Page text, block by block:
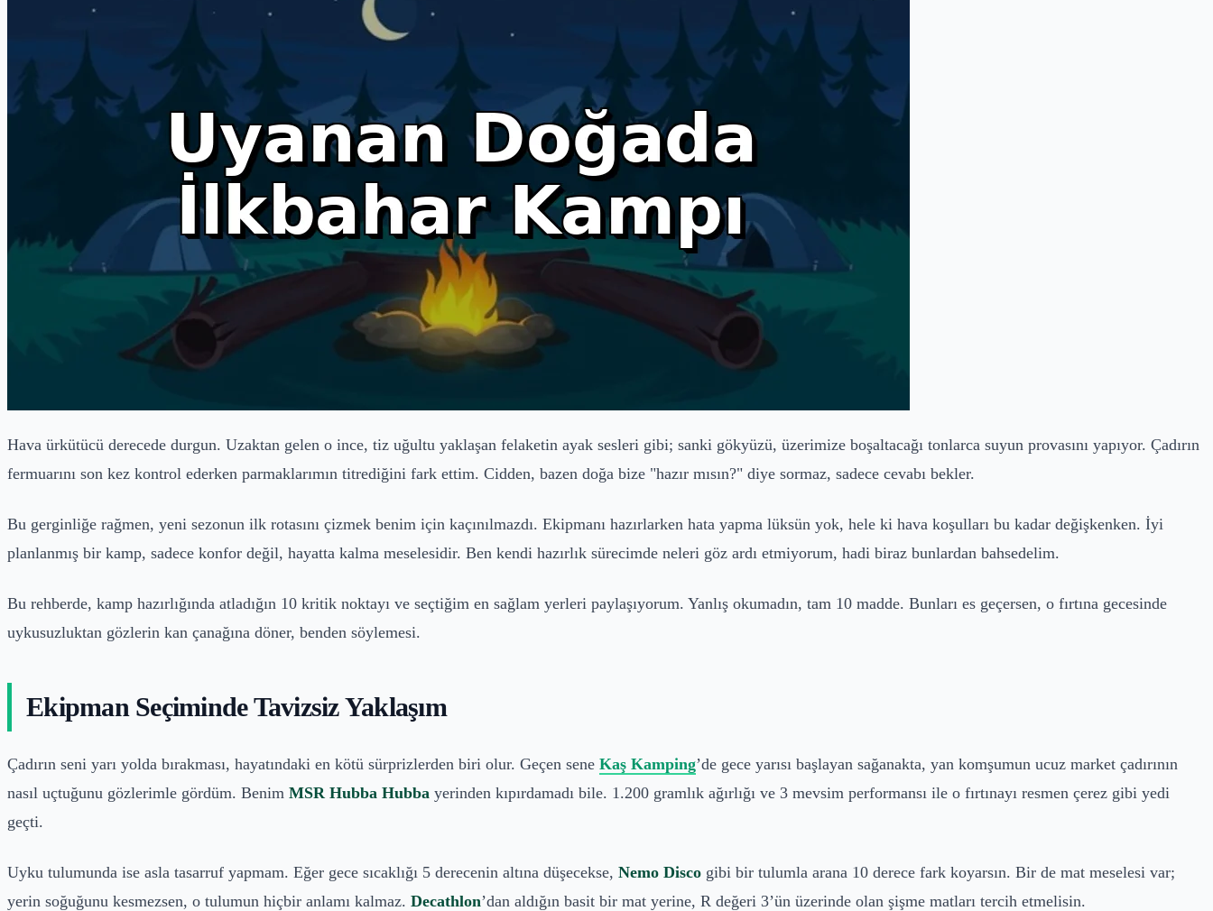
Hava ürkütücü derecede durgun. Uzaktan gelen o ince, tiz uğultu yaklaşan felaketin ayak sesleri gibi; sanki gökyüzü, üzerimize boşaltacağı tonlarca suyun provasını yapıyor. Çadırın
fermuarını son kez kontrol ederken parmaklarımın titrediğini fark ettim. Cidden, bazen doğa bize "hazır mısın?" diye sormaz, sadece cevabı bekler.
Bu gerginliğe rağmen, yeni sezonun ilk rotasını çizmek benim için kaçınılmazdı. Ekipmanı hazırlarken hata yapma lüksün yok, hele ki hava koşulları bu kadar değişkenken. İyi
planlanmış bir kamp, sadece konfor değil, hayatta kalma meselesidir. Ben kendi hazırlık sürecimde neleri göz ardı etmiyorum, hadi biraz bunlardan bahsedelim.
Bu rehberde, kamp hazırlığında atladığın 10 kritik noktayı ve seçtiğim en sağlam yerleri paylaşıyorum. Yanlış okumadın, tam 10 madde. Bunları es geçersen, o fırtına gecesinde
uykusuzluktan gözlerin kan çanağına döner, benden söylemesi.
Ekipman Seçiminde Tavizsiz Yaklaşım
Çadırın seni yarı yolda bırakması, hayatındaki en kötü sürprizlerden biri olur. Geçen sene Kaş Kamping’de gece yarısı başlayan sağanakta, yan komşumun ucuz market çadırının
nasıl uçtuğunu gözlerimle gördüm. Benim MSR Hubba Hubba yerinden kıpırdamadı bile. 1.200 gramlık ağırlığı ve 3 mevsim performansı ile o fırtınayı resmen çerez gibi yedi
geçti.
Uyku tulumunda ise asla tasarruf yapmam. Eğer gece sıcaklığı 5 derecenin altına düşecekse, Nemo Disco gibi bir tulumla arana 10 derece fark koyarsın. Bir de mat meselesi var;
yerin soğuğunu kesmezsen, o tulumun hiçbir anlamı kalmaz. Decathlon’dan aldığın basit bir mat yerine, R değeri 3’ün üzerinde olan şişme matları tercih etmelisin.